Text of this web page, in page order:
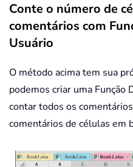
Conte o número de
comentários com
Usuário
O método acima tem sua
podemos criar uma Função
contar todos os
comentários de células em